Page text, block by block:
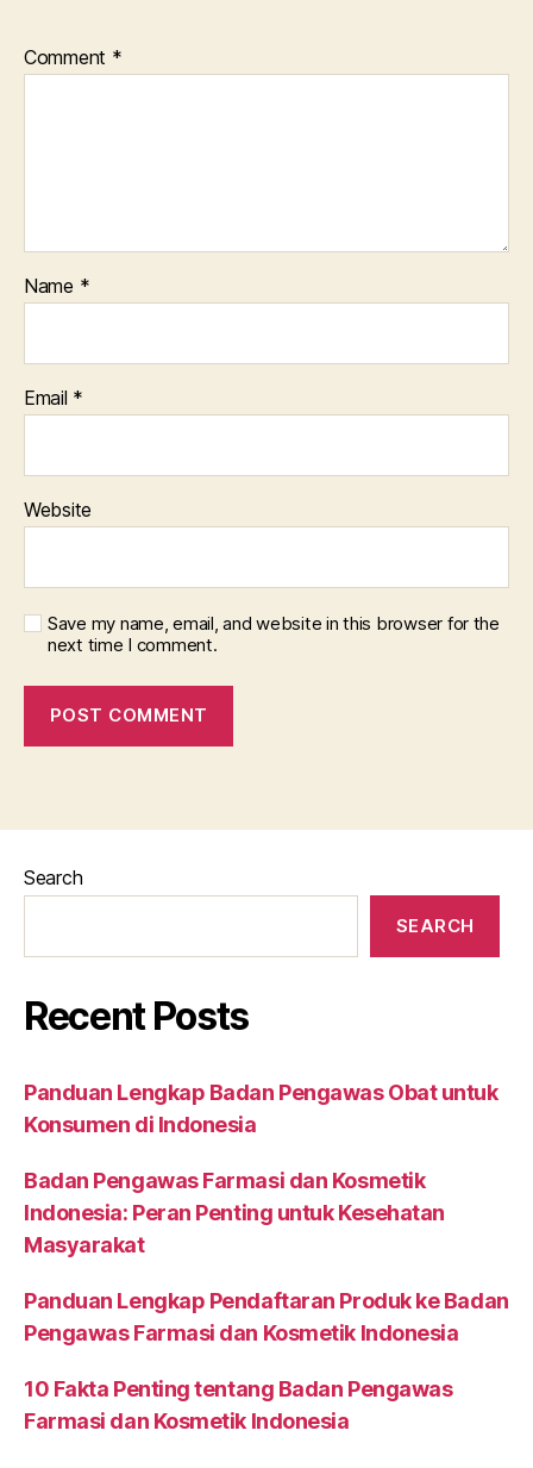
Comment *
Name *
Email *
Website
Save my name, email, and website in this browser for the
next time I comment.
Search
SEARCH
Recent Posts
Panduan Lengkap Badan Pengawas Obat untuk
Konsumen di Indonesia
Badan Pengawas Farmasi dan Kosmetik
Indonesia: Peran Penting untuk Kesehatan
Masyarakat
Panduan Lengkap Pendaftaran Produk ke Badan
Pengawas Farmasi dan Kosmetik Indonesia
10 Fakta Penting tentang Badan Pengawas
Farmasi dan Kosmetik Indonesia